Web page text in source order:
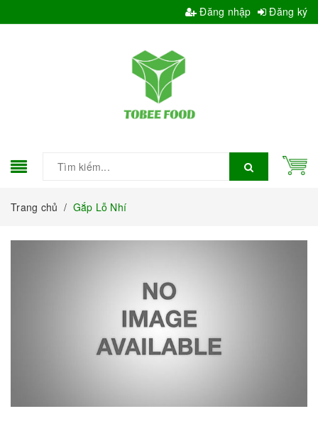
Đăng nhập Đăng ký
Trang chủ / Gắp Lỗ Nhí